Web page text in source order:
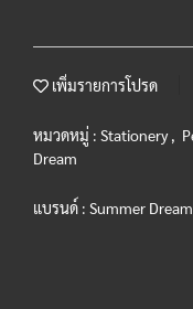
เพิ่มรายการโปรด
หมวดหมู่ : Stationery,
Dream
แบรนด์ : Summer Dream